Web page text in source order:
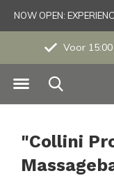
Al
"Collini